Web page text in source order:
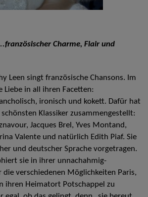
Charme, Flair und
Leen singt französische Chansons. Im
in all ihren Facetten:
ironisch und kokett. Dafür hat
Klassiker zusammengestellt:
Jacques Brel, Yves Montand,
Valente und natürlich Edith Piaf. Sie
und deutscher Sprache vorgetragen.
sie in ihrer unnachahmig-
verschiedenen Möglichkeiten Paris,
ihren Heimatort Potschappel zu